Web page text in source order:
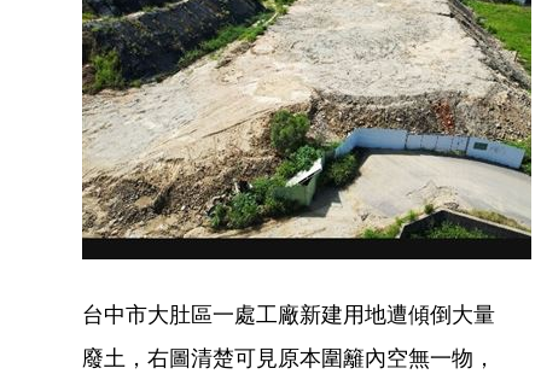
台中市大肚區一處工廠新建用地遭傾倒大量
廢土，右圖清楚可見原本圍籬內空無一物，